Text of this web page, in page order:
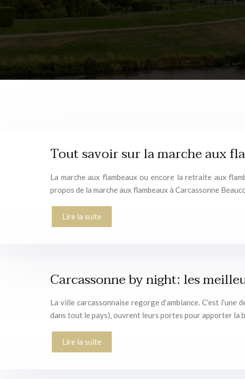
Tout savoir sur la marche aux
La marche aux flambeaux ou encore la retraite aux
propos de la marche aux flambeaux à Carcassonne
Lire la suite
Carcassonne by night: les
La ville carcassonnaise regorge d’ambiance. C’est
dans tout le pays), ouvrent leurs portes pour apporter la
Lire la suite